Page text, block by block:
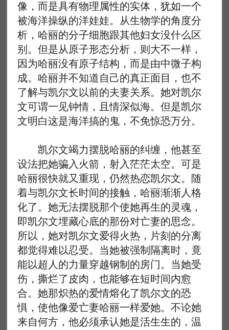
像，而是具有物理属性的实体，犹如一个
被海洋操纵的洋娃娃。从生物学的角度分
析，哈丽的分子细胞跟其他妇女没什么区
别。但是从原子形态分析，则大不一样，
因为哈丽没有原子结构，而是由中微子构
成。哈丽并不知道自己的真正面目，也不
了解与凯尔文以前的夫妻关系。她对凯尔
文可谓一见钟情，且情深似海。但是凯尔
文明白这是海洋搞的鬼，不免惊恐万分。
凯尔文竭力摆脱哈丽的纠缠，他甚至
设法把她骗入火箭，射入茫茫太空。可是
哈丽很快就又重现，仍然热恋凯尔文。随
着与凯尔文长时间的接触，哈丽渐渐人格
化了。她无法摆脱那个使她再生的灵魂，
即凯尔文埋藏心底的那份对亡妻的思念。
所以，她对凯尔文爱得火热，片刻的分离
都觉得难以忍受。当她被强制隔离时，竟
能以超人的力量穿越钢制的房门。当她受
伤，撕烂了皮肉，也能够在短时间内愈
合。她那炽热的爱情熔化了凯尔文的恐
惧，使他像爱亡妻哈丽一样爱她。不论她
来自何方，他必须承认她是活生生的，温